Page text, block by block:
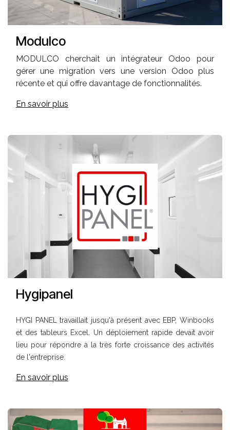
Modulco
MODULCO cherchait un intégrateur Odoo pour
gérer une migration vers une version Odoo plus
récente et qui offre davantage de fonctionnalités.
En savoir plus
Hygipanel
HYGI PANEL travaillait jusqu'à présent avec EBP, Winbooks
et des tableurs Excel. Un déploiement rapide devait avoir
lieu pour répondre à la très forte croissance des activités
de l'entreprise.
En savoir plus